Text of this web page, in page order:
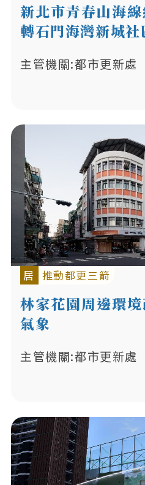
新北市青春山海
轉石門海灣新城社
主管機關:都市更新處
居 推動都更三箭
林家花園周邊環
氣象
主管機關:都市更新處